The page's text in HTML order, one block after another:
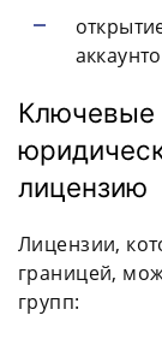
Ключевые
лицензию
Лицензии,
границей,
групп: